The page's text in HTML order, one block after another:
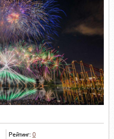
Рейтинг: 0